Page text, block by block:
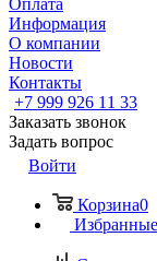
Оплата
Информация
О компании
Новости
Контакты
+7 999 926 11 33
Заказать звонок
Задать вопрос
Войти
Корзина0